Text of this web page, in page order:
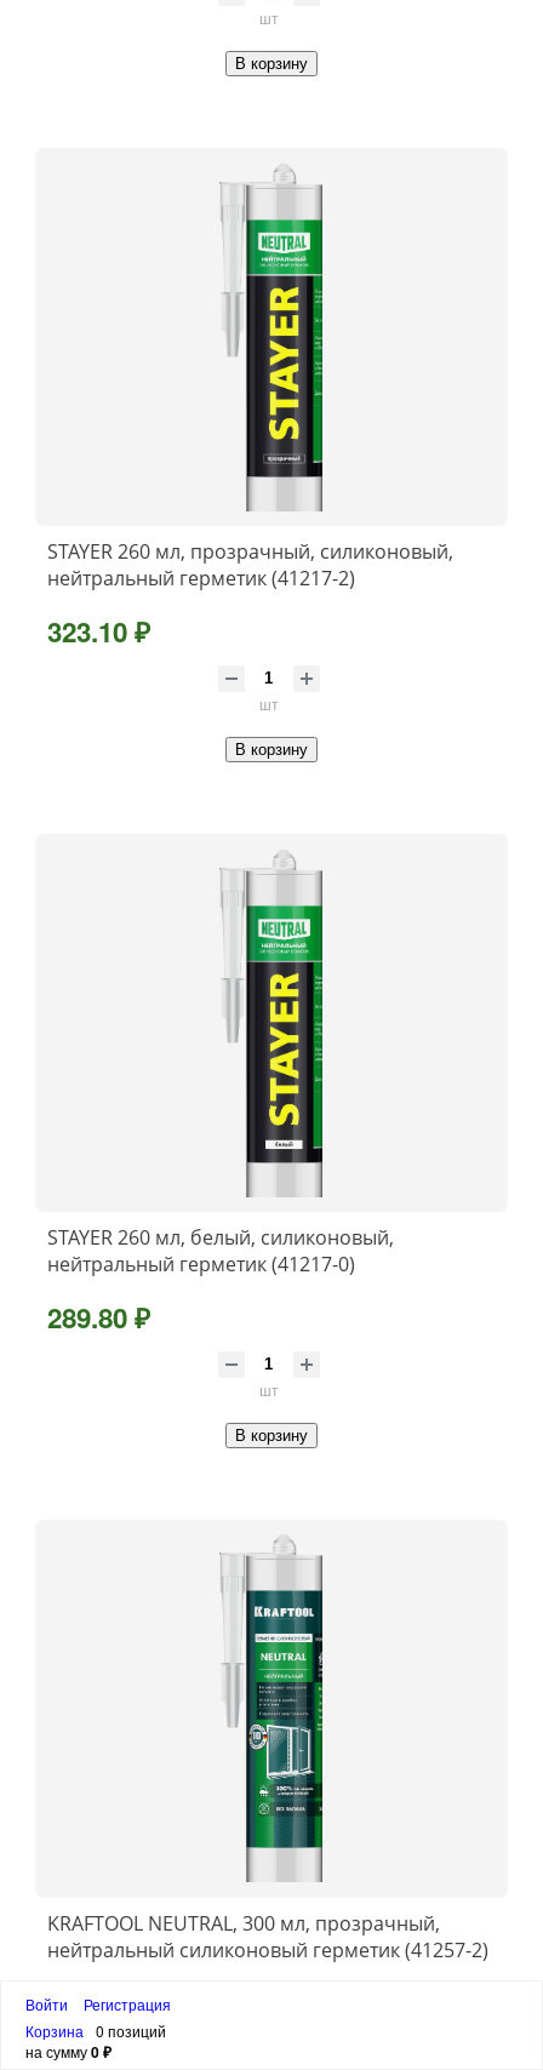
шт
В корзину
STAYER 260 мл, прозрачный, силиконовый,
нейтральный герметик (41217-2)
323.10 ₽
шт
В корзину
STAYER 260 мл, белый, силиконовый,
нейтральный герметик (41217-0)
289.80 ₽
шт
В корзину
KRAFTOOL NEUTRAL, 300 мл, прозрачный,
нейтральный силиконовый герметик (41257-2)
550 ₽
Войти
Регистрация
Корзина
0 позиций
на сумму0 ₽